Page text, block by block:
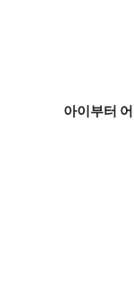
아이부터